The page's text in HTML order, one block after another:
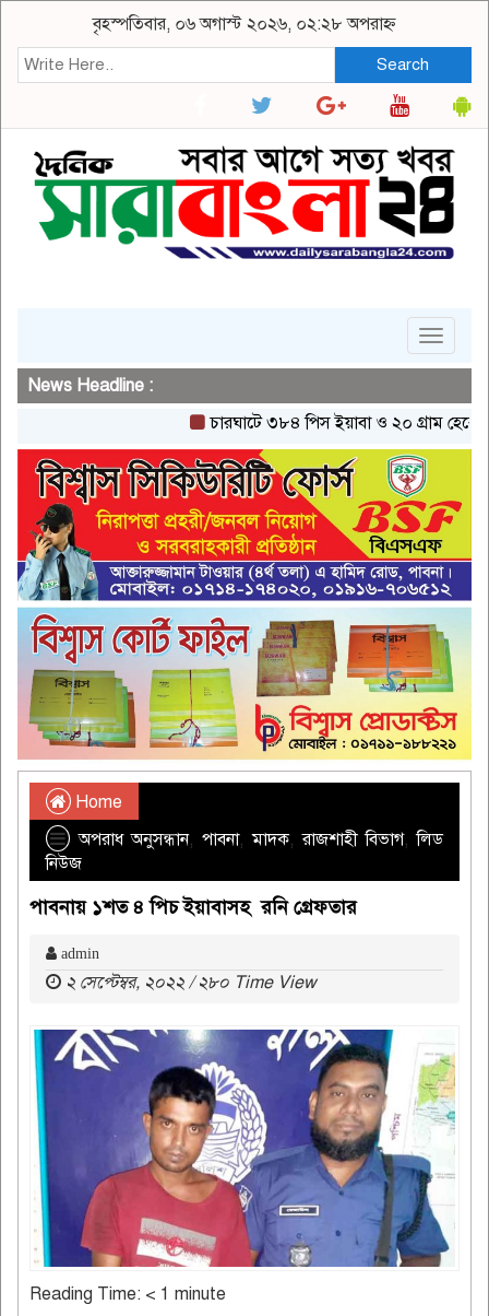
বৃহস্পতিবার, ০৬ অগাস্ট ২০২৬, ০২:২৮ অপরাহ্ন
Search
Toggle
News Headline :
চারঘাটে ৩৮৪ পিস ইয়াবা ও ২০ গ্রাম হেরোইনসহ
Home
অপরাধ অনুসন্ধান,পাবনা,মাদক,রাজশাহী বিভাগ,লিড
নিউজ
পাবনায় ১শত ৪ পিচ ইয়াবাসহ রনি গ্রেফতার
admin
২ সেপ্টেম্বর, ২০২২ / ২৮০ Time View
Reading Time: < 1 minute